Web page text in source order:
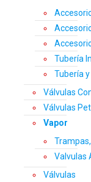
Tubería
Tubería
Válvulas
Válvulas
Vapor
Valvulas
Válvulas